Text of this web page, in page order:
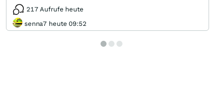
217 Aufrufe heute
senna7 heute 09:52